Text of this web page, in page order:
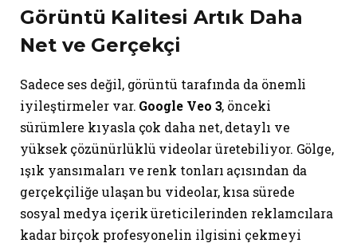
Görüntü Kalitesi Artık Daha
Net ve Gerçekçi
Sadece ses değil, görüntü tarafında da önemli
iyileştirmeler var. Google Veo 3, önceki
sürümlere kıyasla çok daha net, detaylı ve
yüksek çözünürlüklü videolar üretebiliyor. Gölge,
ışık yansımaları ve renk tonları açısından da
gerçekçiliğe ulaşan bu videolar, kısa sürede
sosyal medya içerik üreticilerinden reklamcılara
kadar birçok profesyonelin ilgisini çekmeyi